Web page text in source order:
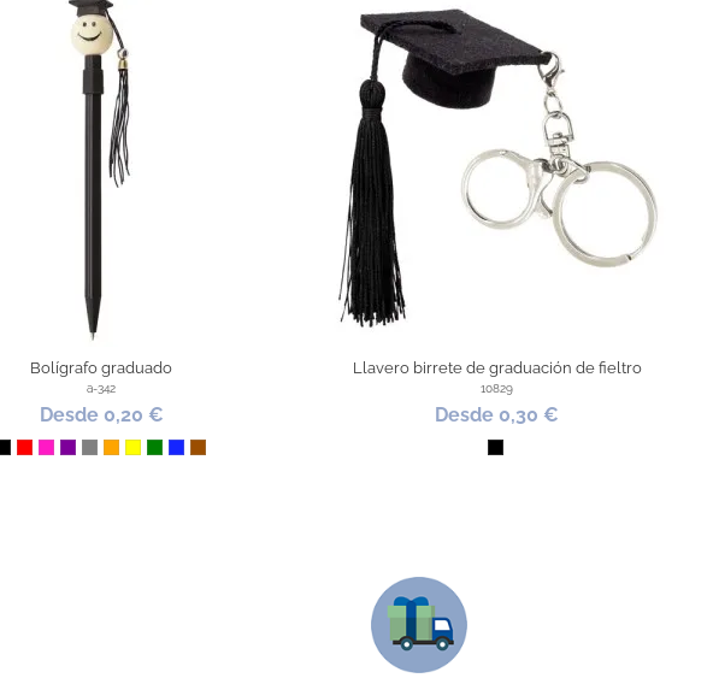
Bolígrafo graduado
a-342
Desde 0,20 €
Negro
RojoFucsiaMorado
GrisNaranja
Amarillo
VerdeAzul Royal
Marrón
Llavero birrete de graduación de fieltro
10829
Desde 0,30 €
Negro